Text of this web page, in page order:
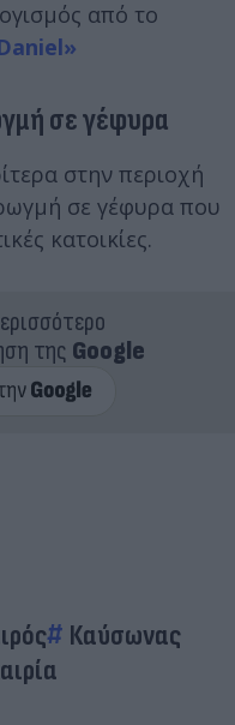
από το
σε γέφυρα
στην περιοχή
σε γέφυρα που
κατοικίες.
της Google
Καύσωνας